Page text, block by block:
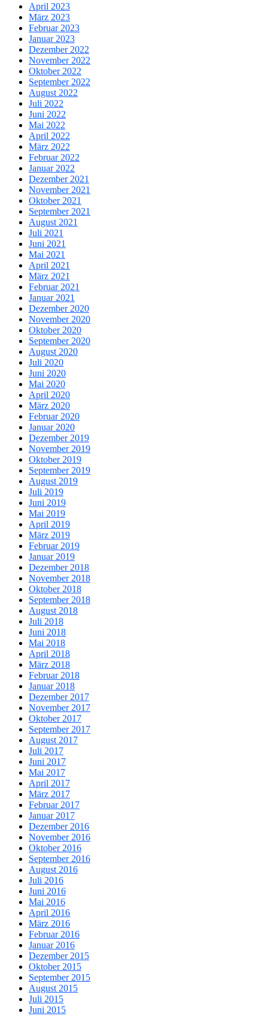
April 2023
März 2023
Februar 2023
Januar 2023
Dezember 2022
November 2022
Oktober 2022
September 2022
August 2022
Juli 2022
Juni 2022
Mai 2022
April 2022
März 2022
Februar 2022
Januar 2022
Dezember 2021
November 2021
Oktober 2021
September 2021
August 2021
Juli 2021
Juni 2021
Mai 2021
April 2021
März 2021
Februar 2021
Januar 2021
Dezember 2020
November 2020
Oktober 2020
September 2020
August 2020
Juli 2020
Juni 2020
Mai 2020
April 2020
März 2020
Februar 2020
Januar 2020
Dezember 2019
November 2019
Oktober 2019
September 2019
August 2019
Juli 2019
Juni 2019
Mai 2019
April 2019
März 2019
Februar 2019
Januar 2019
Dezember 2018
November 2018
Oktober 2018
September 2018
August 2018
Juli 2018
Juni 2018
Mai 2018
April 2018
März 2018
Februar 2018
Januar 2018
Dezember 2017
November 2017
Oktober 2017
September 2017
August 2017
Juli 2017
Juni 2017
Mai 2017
April 2017
März 2017
Februar 2017
Januar 2017
Dezember 2016
November 2016
Oktober 2016
September 2016
August 2016
Juli 2016
Juni 2016
Mai 2016
April 2016
März 2016
Februar 2016
Januar 2016
Dezember 2015
Oktober 2015
September 2015
August 2015
Juli 2015
Juni 2015